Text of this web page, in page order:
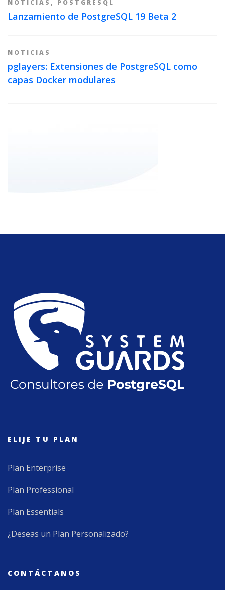
NOTICIAS , POSTGRESQL
Lanzamiento de PostgreSQL 19 Beta 2
NOTICIAS
pglayers: Extensiones de PostgreSQL como
capas Docker modulares
ELIJE TU PLAN
Plan Enterprise
Plan Professional
Plan Essentials
¿Deseas un Plan Personalizado?
CONTÁCTANOS